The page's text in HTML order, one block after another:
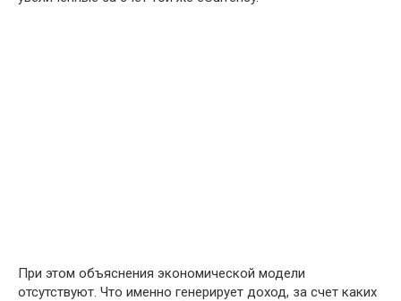
При этом объяснения экономической модели
отсутствуют. Что именно генерирует доход, за счет каких